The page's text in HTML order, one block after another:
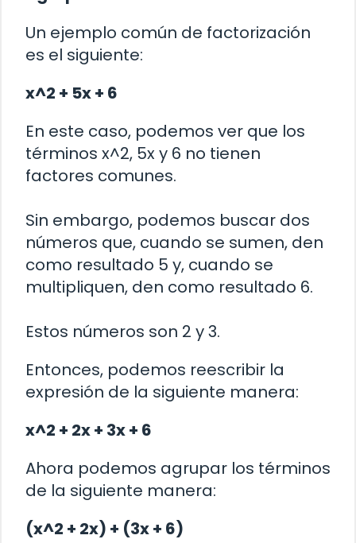
Un ejemplo común de factorización
es el siguiente:
x^2 + 5x + 6
En este caso, podemos ver que los
términos x^2, 5x y 6 no tienen
factores comunes.
Sin embargo, podemos buscar dos
números que, cuando se sumen, den
como resultado 5 y, cuando se
multipliquen, den como resultado 6.
Estos números son 2 y 3.
Entonces, podemos reescribir la
expresión de la siguiente manera:
x^2 + 2x + 3x + 6
Ahora podemos agrupar los términos
de la siguiente manera:
(x^2 + 2x) + (3x + 6)